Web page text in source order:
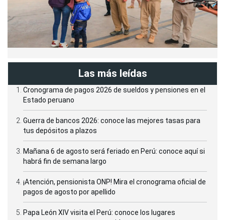
Las más leídas
Cronograma de pagos 2026 de sueldos y pensiones en el
Estado peruano
Guerra de bancos 2026: conoce las mejores tasas para
tus depósitos a plazos
Mañana 6 de agosto será feriado en Perú: conoce aquí si
habrá fin de semana largo
¡Atención, pensionista ONP! Mira el cronograma oficial de
pagos de agosto por apellido
Papa León XIV visita el Perú: conoce los lugares